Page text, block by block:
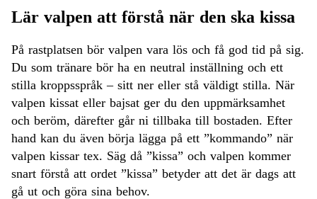
Lär valpen att förstå när den ska kissa
På rastplatsen bör valpen vara lös och få god tid på sig.
Du som tränare bör ha en neutral inställning och ett
stilla kroppsspråk – sitt ner eller stå väldigt stilla. När
valpen kissat eller bajsat ger du den uppmärksamhet
och beröm, därefter går ni tillbaka till bostaden. Efter
hand kan du även börja lägga på ett ”kommando” när
valpen kissar tex. Säg då ”kissa” och valpen kommer
snart förstå att ordet ”kissa” betyder att det är dags att
gå ut och göra sina behov.